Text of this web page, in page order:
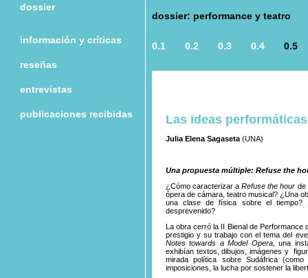
dossier
información y críticas
reseñas
entrevistas
publicaciones recibidas
dossier: performance y teatro
0.1 0.2 0.3 0.4 0.5
Las ideas
Julia Elena Sagaseta(UNA)
Una propuesta múltiple: Refuse the
¿Cómo caracterizar aRefuse the hour de
ópera de cámara, teatro musical? ¿Una
una clase de física sobre el
desprevenido?
La obra cerró la II Bienal de Performance
prestigio y su trabajo con el tema del
Notes towards a Model Opera,una
exhibían textos, dibujos, imágenes y
mirada política sobre Sudáfrica
imposiciones, la lucha por sostener la